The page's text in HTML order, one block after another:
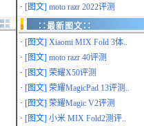
· [图文] moto razr 2022评测
∷最新图文∷
· [图文] Xiaomi MIX Fold 3体..
· [图文] moto razr 40评测
· [图文] 荣耀X50评测
· [图文] 荣耀MagicPad 13评测..
· [图文] 荣耀Magic V2评测
· [图文] 小米 MIX Fold2测评..